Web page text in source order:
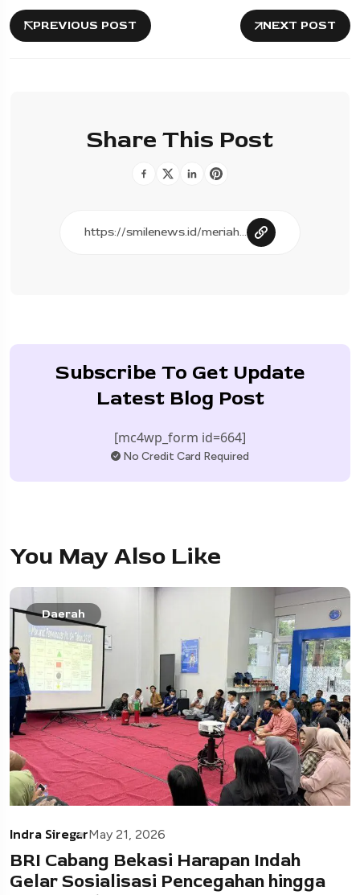
PREVIOUS POST NEXT POST
Share This Post
Subscribe To Get Update
Latest Blog Post
[mc4wp_form id=664]
No Credit Card Required
You May Also Like
Daerah
Indra SiregarMay 21, 2026
BRI Cabang Bekasi Harapan Indah
Gelar Sosialisasi Pencegahan hingga